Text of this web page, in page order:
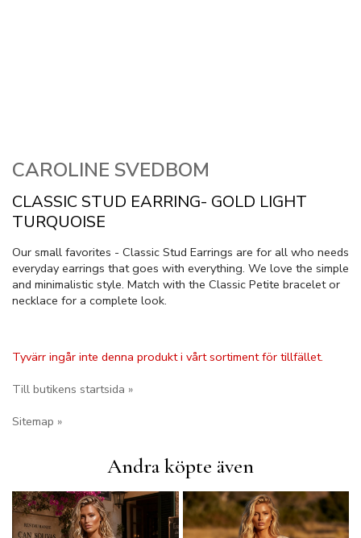
CAROLINE SVEDBOM
CLASSIC STUD EARRING- GOLD LIGHT
TURQUOISE
Our small favorites - Classic Stud Earrings are for all who needs
everyday earrings that goes with everything. We love the simple
and minimalistic style. Match with the Classic Petite bracelet or
necklace for a complete look.
Tyvärr ingår inte denna produkt i vårt sortiment för tillfället.
Till butikens startsida »
Sitemap »
Andra köpte även